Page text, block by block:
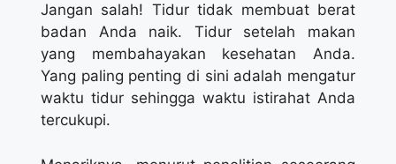
Jangan salah! Tidur tidak membuat berat
badan Anda naik. Tidur setelah makan
yang membahayakan kesehatan Anda.
Yang paling penting di sini adalah mengatur
waktu tidur sehingga waktu istirahat Anda
tercukupi.